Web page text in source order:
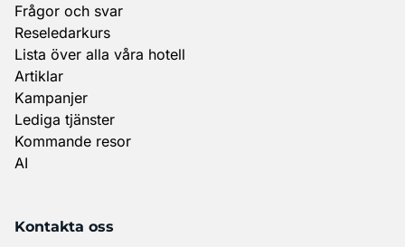
Frågor och svar
Reseledarkurs
Lista över alla våra hotell
Artiklar
Kampanjer
Lediga tjänster
Kommande resor
AI
Kontakta oss